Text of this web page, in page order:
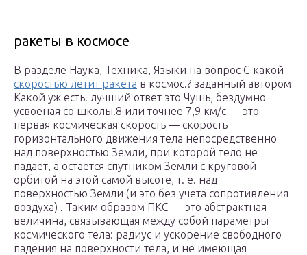
ракеты в космосе
В разделе Наука, Техника, Языки на вопрос С какой
скоростью летит ракета в космос.? заданный автором
Какой уж есть. лучший ответ это Чушь, бездумно
усвоеная со школы.8 или точнее 7,9 км/с — это
первая космическая скорость — скорость
горизонтального движения тела непосредственно
над поверхностью Земли, при которой тело не
падает, а остается спутником Земли с круговой
орбитой на этой самой высоте, т. е. над
поверхностью Земли (и это без учета сопротивления
воздуха) . Таким образом ПКС — это абстрактная
величина, связывающая между собой параметры
космического тела: радиус и ускорение свободного
падения на поверхности тела, и не имеющая